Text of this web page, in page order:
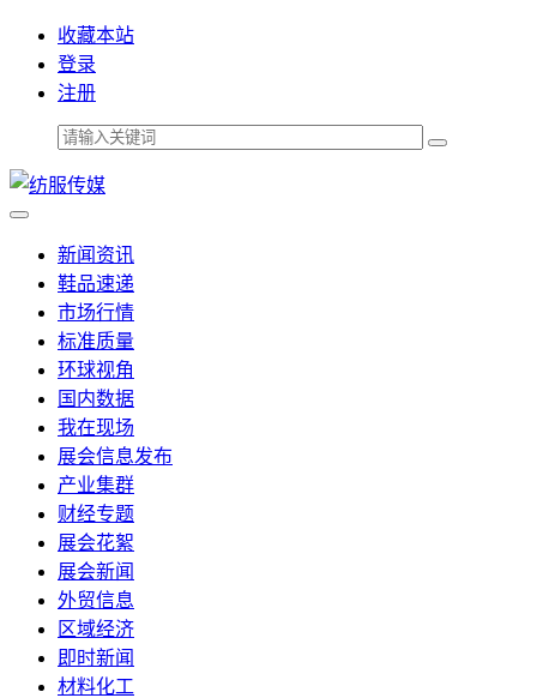
收藏本站
登录
注册
新闻资讯
鞋品速递
市场行情
标准质量
环球视角
国内数据
我在现场
展会信息发布
产业集群
财经专题
展会花絮
展会新闻
外贸信息
区域经济
即时新闻
材料化工